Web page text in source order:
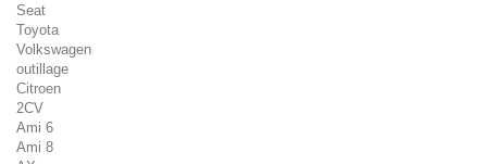
Seat
Toyota
Volkswagen
outillage
Citroen
2CV
Ami 6
Ami 8